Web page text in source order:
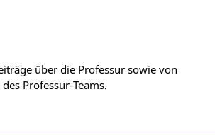
über die Professur sowie von
Professur-Teams.